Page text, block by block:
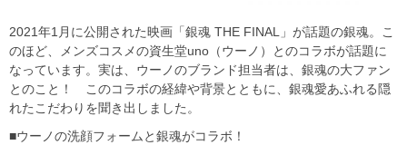
2021年1月に公開された映画「銀魂 THE FINAL」が話題の銀魂。こ
のほど、メンズコスメの資生堂uno（ウーノ）とのコラボが話題に
なっています。実は、ウーノのブランド担当者は、銀魂の大ファン
とのこと！ このコラボの経緯や背景とともに、銀魂愛あふれる隠
れたこだわりを聞き出しました。
■ウーノの洗顔フォームと銀魂がコラボ！